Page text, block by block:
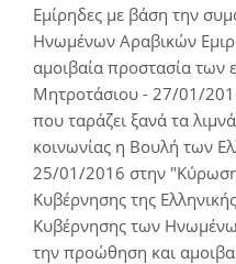
Εμίρηδες με βάση την
Ηνωμένων Αραβικών
αμοιβαία προστασία
Μητροτάσιου - 27/01/
που ταράζει ξανά τα
κοινωνίας η Βουλή των
25/01/2016 στην
Κυβέρνησης της
Κυβέρνησης των
την προώθηση και